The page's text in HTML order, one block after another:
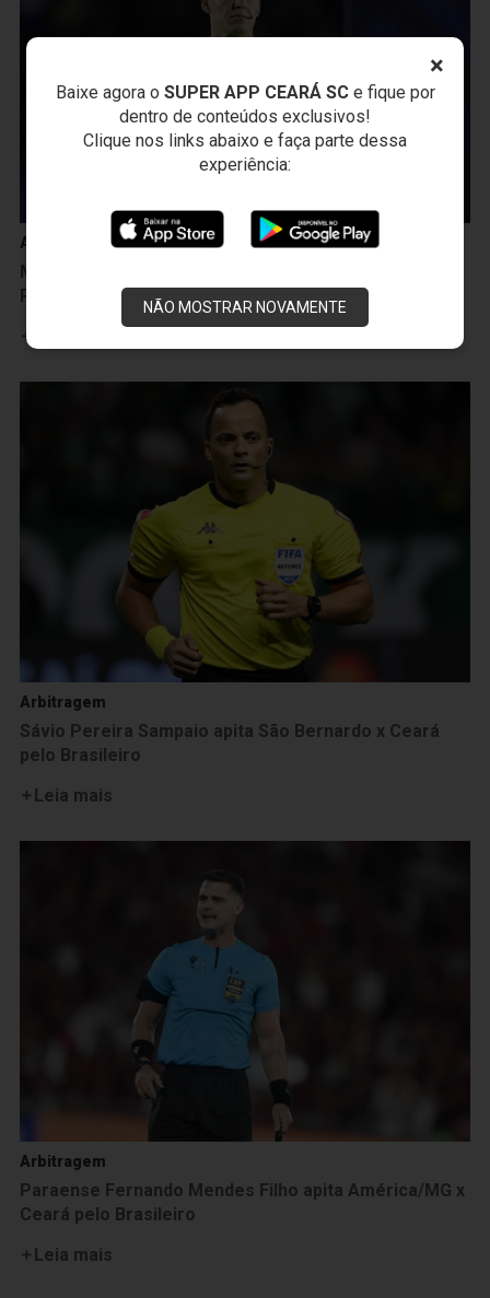
×
Baixe agora o SUPER APP CEARÁ SCe fique por
dentro de conteúdos exclusivos!
Clique nos links abaixo e faça parte dessa
experiência:
NÃO MOSTRAR NOVAMENTE
Arbitragem
Mineiro Paulo Cesar Zanovelli apita Ceará x Ponte
Preta na Arena Castelão
Arbitragem
Sávio Pereira Sampaio apita São Bernardo x Ceará
pelo Brasileiro
Leia mais
Arbitragem
Paraense Fernando Mendes Filho apita América/MG x
Ceará pelo Brasileiro
Leia mais